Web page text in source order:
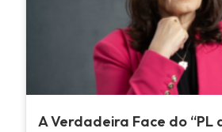
A Verdadeira Face do “PL